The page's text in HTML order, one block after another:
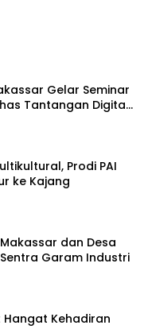
Gelar Seminar
Tantangan Digital
Prodi PAI
ke Kajang
dan Desa
Garam Industri
Kehadiran